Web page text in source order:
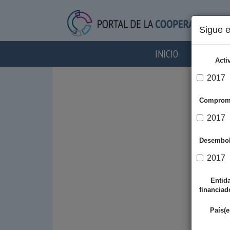
INICIO
Sigue
2017
2017
2017